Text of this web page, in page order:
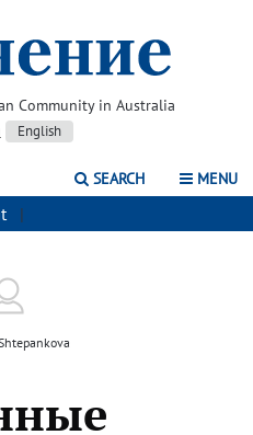
Community in Australia
English
SEARCH MENU
|